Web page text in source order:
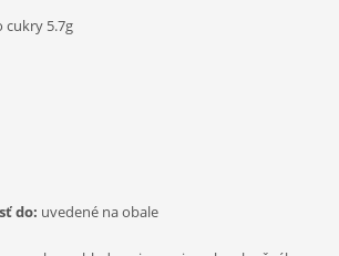
cukry 5.7g
do: uvedené na obale